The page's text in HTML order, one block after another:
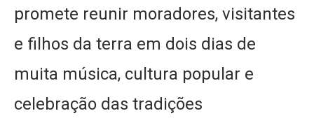
promete reunir moradores, visitantes
e filhos da terra em dois dias de
muita música, cultura popular e
celebração das tradições